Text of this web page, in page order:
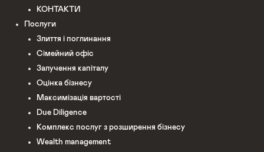
КОНТАКТИ
Послуги
Злиття і поглинання
Сімейний офіс
Залучення капіталу
Оцінка бізнесу
Максимізація вартості
Due Diligence
Комплекс послуг з розширення бізнесу
Wealth management